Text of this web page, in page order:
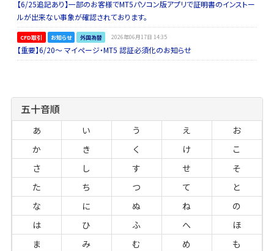
【6/25追記あり】一部のお客様でMT5パソコン版アプリで証明書のインストー
ルが出来ない事象が確認されております。
CFD取引 お知らせ 外国為替 2026年06月17日 14:35
【重要】6/20～ マイページ・MT5 認証必須化のお知らせ
五十音順
あ い う え
お
か
き く け
こ
さ
し す せ
そ
た
ち つ て
と
な
に ぬ ね
の
は
ひ ふ へ
ほ
ま
み む め
も